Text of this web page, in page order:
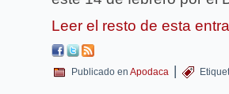
Leer el resto de esta
Publicado en Apodaca |